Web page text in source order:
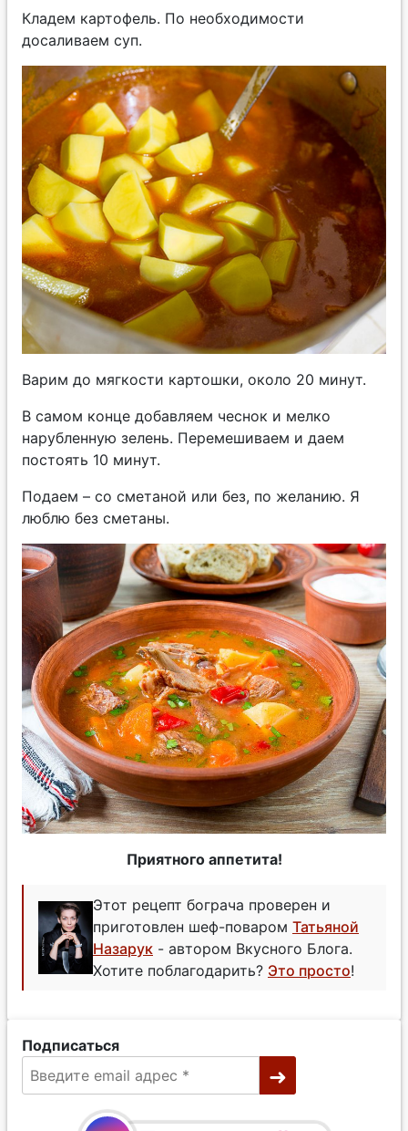
Кладем картофель. По необходимости
досаливаем суп.
Варим до мягкости картошки, около 20 минут.
В самом конце добавляем чеснок и мелко
нарубленную зелень. Перемешиваем и даем
постоять 10 минут.
Подаем – со сметаной или без, по желанию. Я
люблю без сметаны.
Приятного аппетита!
Этот рецепт бограча проверен и
приготовлен шеф-поваром Татьяной
Назарук - автором Вкусного Блога.
Хотите поблагодарить? Это просто!
Подписаться